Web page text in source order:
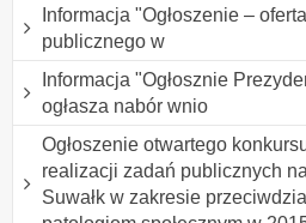
Informacja "Ogłoszenie –
publicznego w
Informacja "Ogłosznie
ogłasza nabór wnio
Ogłoszenie otwartego
realizacji zadań publicznych
Suwałk w zakresie